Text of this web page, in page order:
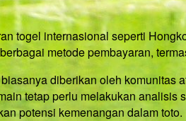
togel internasional seperti
metode pembayaran,
diberikan oleh komunitas
tetap perlu melakukan
potensi kemenangan dalam toto.